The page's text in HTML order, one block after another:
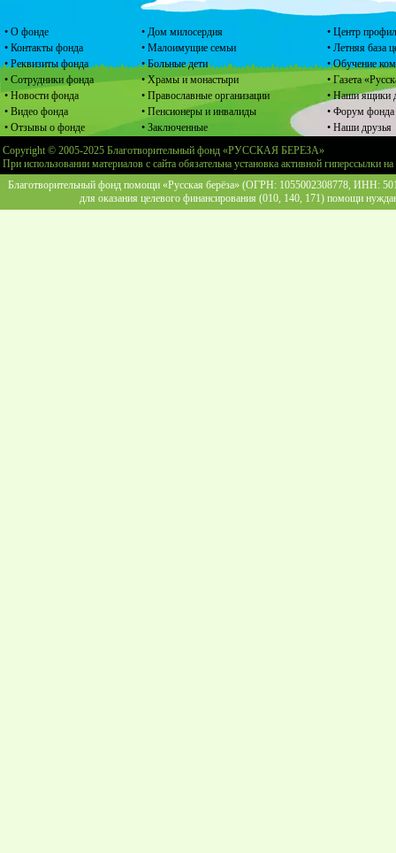
• О фонде
• Контакты фонда
• Реквизиты фонда
• Сотрудники фонда
• Новости фонда
• Видео фонда
• Отзывы о фонде
• Дом милосердия
• Малоимущие семьи
• Больные дети
• Храмы и монастыри
• Православные организации
• Пенсионеры и инвалиды
• Заключенные
• Центр
• Летняя база
• Обучение
• Газета
• Наши ящики
• Форум фонда
• Наши друзья
Copyright © 2005-2025 Благотворительный фонд «РУССКАЯ БЕРЕЗА»
При использовании материалов с сайта обязательна установка активной гиперссылки
Благотворительный фонд помощи «Русская берёза» (ОГРН: 1055002308778, ИНН:
для оказания целевого финансирования (010, 140, 171) помощи